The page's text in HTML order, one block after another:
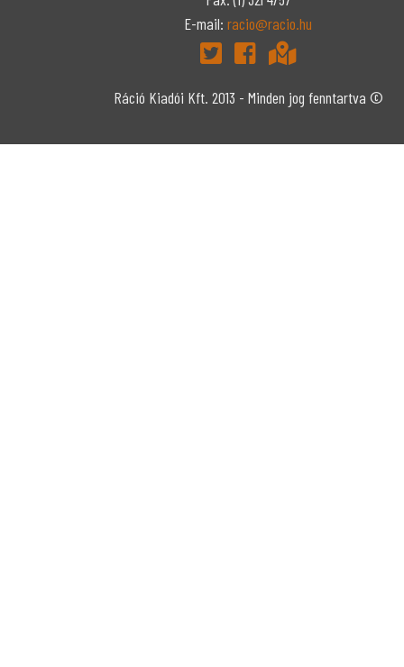
E-mail: racio@racio.hu
Ráció Kiadói Kft. 2013 - Minden jog fenntartva ©